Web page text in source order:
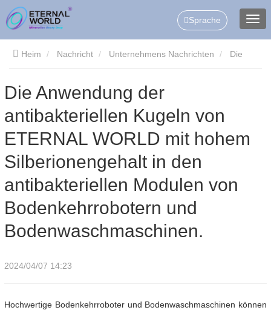
Sprache
Heim Nachricht Unternehmens Nachrichten
mit hohem Silberionengehalt in den antibakteriellen Modulen
von Bodenkehrrobotern und Bodenwaschmaschinen.
Die Anwendung der
antibakteriellen Kugeln von
ETERNAL WORLD mit hohem
Silberionengehalt in den
antibakteriellen Modulen von
Bodenkehrrobotern und
Bodenwaschmaschinen.
2024/04/07 14:23
Hochwertige Bodenkehrroboter und Bodenwaschmaschinen können